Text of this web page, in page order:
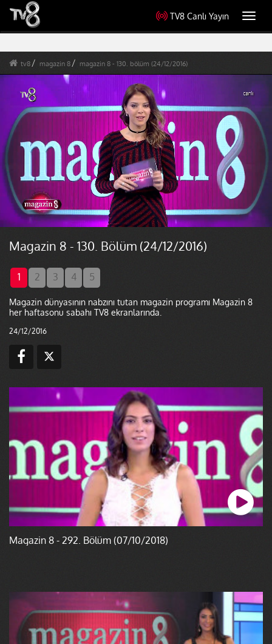
TV8 Canlı Yayın
tv8 magazin 8 magazin 8 - 130. bölüm (24/12/2016)
Magazin 8 - 130. Bölüm (24/12/2016)
1 2 3 4 5
Magazin dünyasının nabzını tutan magazin programı Magazin 8
her haftasonu sabahı TV8 ekranlarında.
24/12/2016
Magazin 8 - 292. Bölüm (07/10/2018)